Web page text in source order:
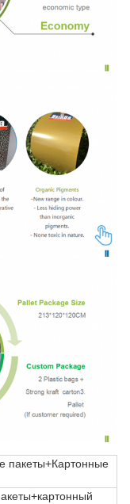
пакеты+Картонные